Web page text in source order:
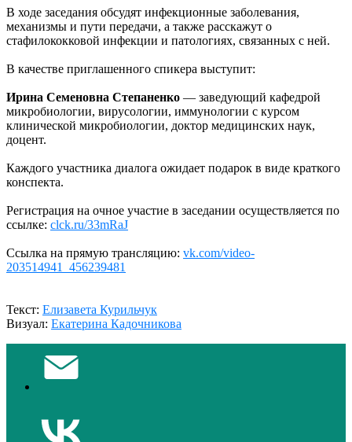
В ходе заседания обсудят инфекционные заболевания,
механизмы и пути передачи, а также расскажут о
стафилококковой инфекции и патологиях, связанных с ней.
В качестве приглашенного спикера выступит:
Ирина Семеновна Степаненко — заведующий кафедрой
микробиологии, вирусологии, иммунологии с курсом
клинической микробиологии, доктор медицинских наук,
доцент.
Каждого участника диалога ожидает подарок в виде краткого
конспекта.
Регистрация на очное участие в заседании осуществляется по
ссылке: clck.ru/33mRaJ
Ссылка на прямую трансляцию: vk.com/video-
203514941_456239481
Текст: Елизавета Курильчук
Визуал: Екатерина Кадочникова